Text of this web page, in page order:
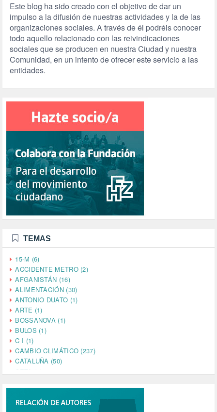
Este blog ha sido creado con el objetivo de dar un
impulso a la difusión de nuestras actividades y la de las
organizaciones sociales. A través de él podréis conocer
todo aquello relacionado con las reivindicaciones
sociales que se producen en nuestra Ciudad y nuestra
Comunidad, en un intento de ofrecer este servicio a las
entidades.
TEMAS
15-M (6)
ACCIDENTE METRO (2)
AFGANISTÁN (16)
ALIMENTACIÓN (30)
ANTONIO DUATO (1)
ARTE (1)
BOSSANOVA (1)
BULOS (1)
C I (1)
CAMBIO CLIMÁTICO (237)
CATALUÑA (50)
CETA (2)
CINE (35)